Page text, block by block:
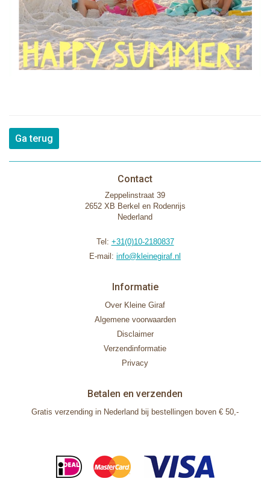
Ga terug
Contact
Zeppelinstraat 39
2652 XB Berkel en Rodenrijs
Nederland
Tel: +31(0)10-2180837
E-mail: info@kleinegiraf.nl
Informatie
Over Kleine Giraf
Algemene voorwaarden
Disclaimer
Verzendinformatie
Privacy
Betalen en verzenden
Gratis verzending in Nederland bij bestellingen boven € 50,-